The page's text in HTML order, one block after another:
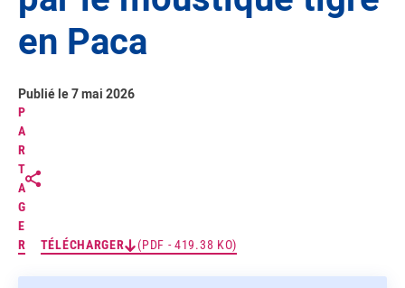
en Paca
P
A
R
T
A
G
E
R
TÉLÉCHARGER (PDF - 419.38 KO)
Publié le 7 mai 2026